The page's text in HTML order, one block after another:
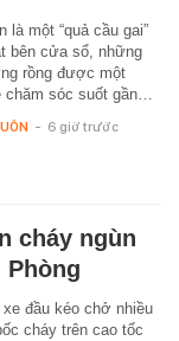
là một “quả cầu gai”
bên cửa sổ, những
rồng được một
chăm sóc suốt gần…
- 6 giờ trước
cháy ngùn
Phòng
xe đầu kéo chở nhiều
cháy trên cao tốc